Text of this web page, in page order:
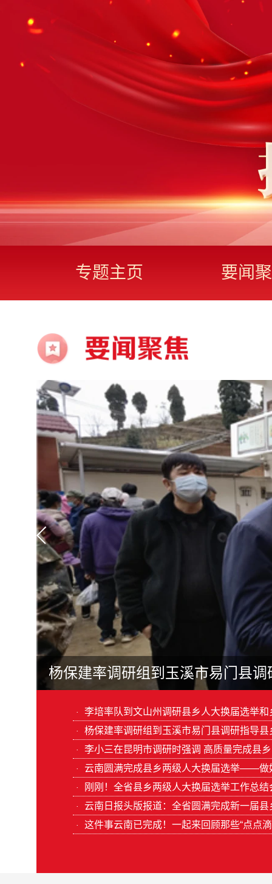
专题主页 要闻
李小三
· 李培率队到文山州调研县乡人大换届选举和
· 杨保建率调研组到玉溪市易门县调研指导
· 李小三在昆明市调研时强调 高质量完成县
·
·
刚刚！全省县乡两级人大换届选举工作总结
· 云南日报头版报道：全省圆满完成新一届
· 这件事云南已完成！一起来回顾那些“点点滴